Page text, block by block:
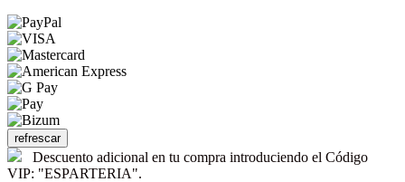
Descuento adicional en tu compra introduciendo el Código
VIP: "ESPARTERIA".